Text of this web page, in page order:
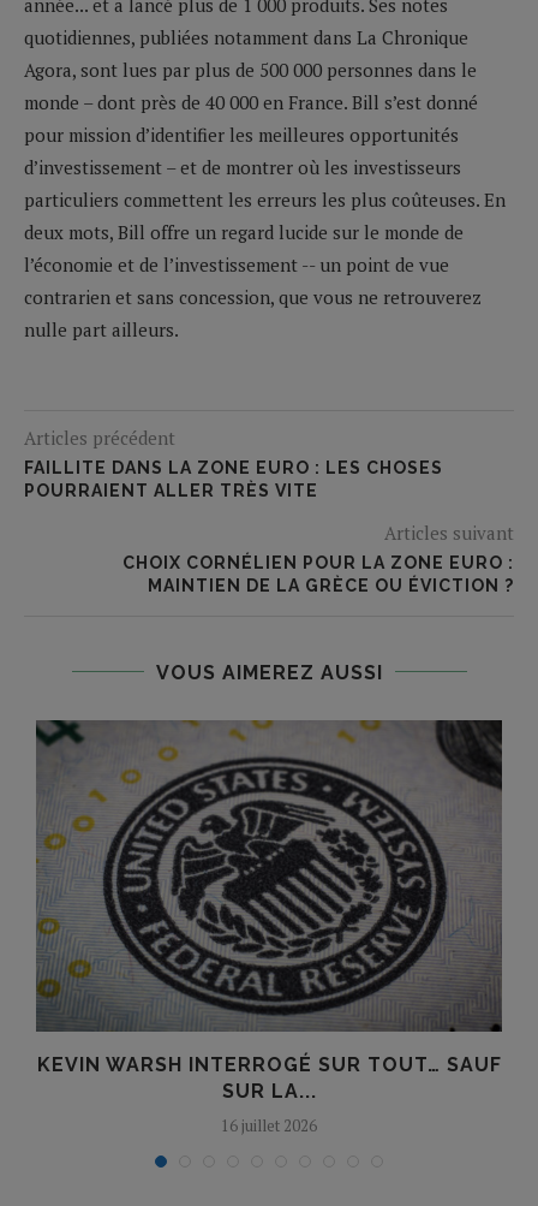
quotidiennes, publiées notamment dans La Chronique
Agora, sont lues par plus de 500 000 personnes dans le
monde – dont près de 40 000 en France. Bill s’est donné
pour mission d’identifier les meilleures opportunités
d’investissement – et de montrer où les investisseurs
particuliers commettent les erreurs les plus coûteuses. En
deux mots, Bill offre un regard lucide sur le monde de
l’économie et de l’investissement -- un point de vue
contrarien et sans concession, que vous ne retrouverez
nulle part ailleurs.
Articles précédent
FAILLITE DANS LA ZONE EURO : LES CHOSES
POURRAIENT ALLER TRÈS VITE
Articles suivant
CHOIX CORNÉLIEN POUR LA ZONE EURO :
MAINTIEN DE LA GRÈCE OU ÉVICTION ?
VOUS AIMEREZ AUSSI
KEVIN WARSH INTERROGÉ SUR TOUT… SAUF
SUR LA...
16 juillet 2026